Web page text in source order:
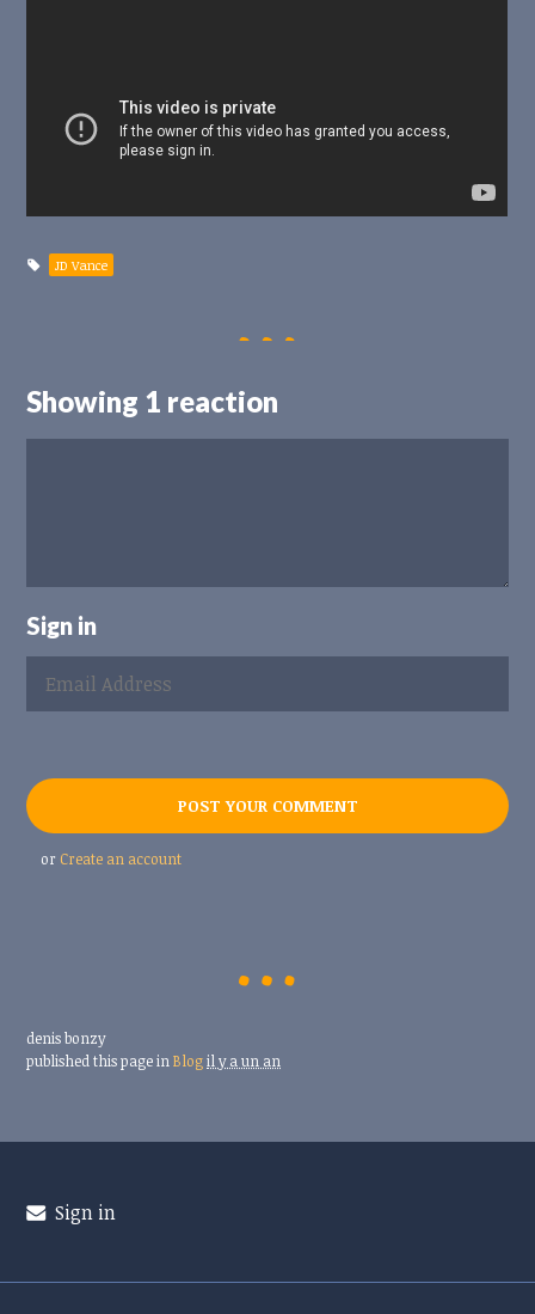
JD Vance
Showing 1 reaction
Sign in
or Create an account
denis bonzy
published this page inBlog il y a un an
Sign in